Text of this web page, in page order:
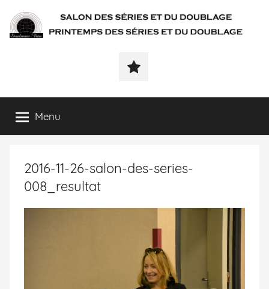
SÉRIALEMENT-
séries
et
doublage
printemps
Menu
2016-11-26-salon-des-series-
008_resultat